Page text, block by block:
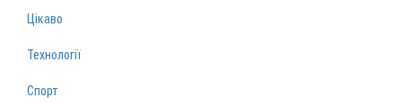
Цікаво
Технології
Спорт